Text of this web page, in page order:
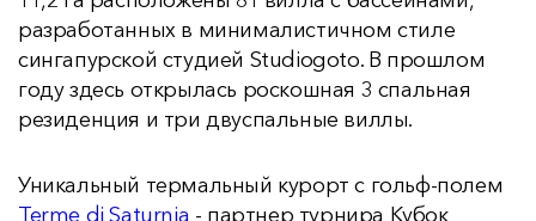
разработанных в минималистичном стиле
сингапурской студией Studiogoto. В прошлом
году здесь открылась роскошная 3 спальная
резиденция и три двуспальные виллы.
Уникальный термальный курорт с гольф-полем
Terme di Saturnia - партнер турнира Кубок